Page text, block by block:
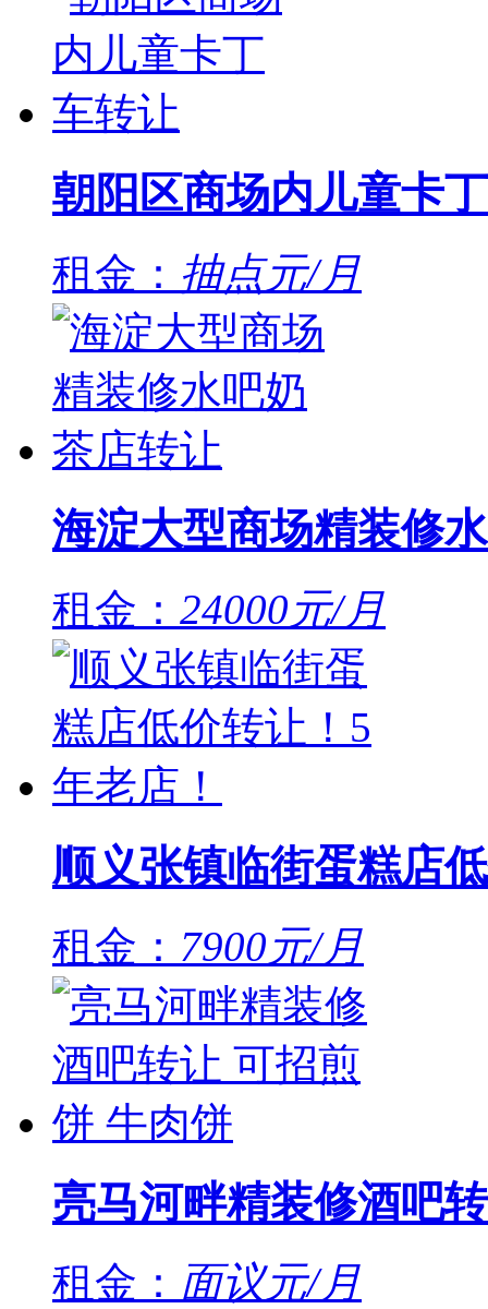
朝阳区商场内儿童卡
租金： 抽点元/月
海淀大型商场精装修
租金： 24000元/月
顺义张镇临街蛋糕店
租金： 7900元/月
亮马河畔精装修酒吧
租金： 面议元/月